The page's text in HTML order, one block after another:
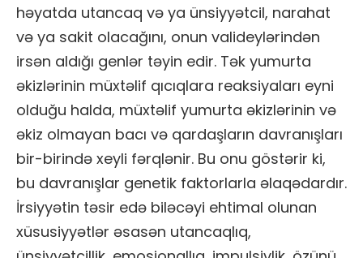
həyatda utancaq və ya ünsiyyətcil, narahat
və ya sakit olacağını, onun valideylərindən
irsən aldığı genlər təyin edir. Tək yumurta
əkizlərinin müxtəlif qıcıqlara reaksiyaları eyni
olduğu halda, müxtəlif yumurta əkizlərinin və
əkiz olmayan bacı və qardaşların davranışları
bir-birində xeyli fərqlənir. Bu onu göstərir ki,
bu davranışlar genetik faktorlarla əlaqədardır.
İrsiyyətin təsir edə biləcəyi ehtimal olunan
xüsusiyyətlər əsasən utancaqlıq,